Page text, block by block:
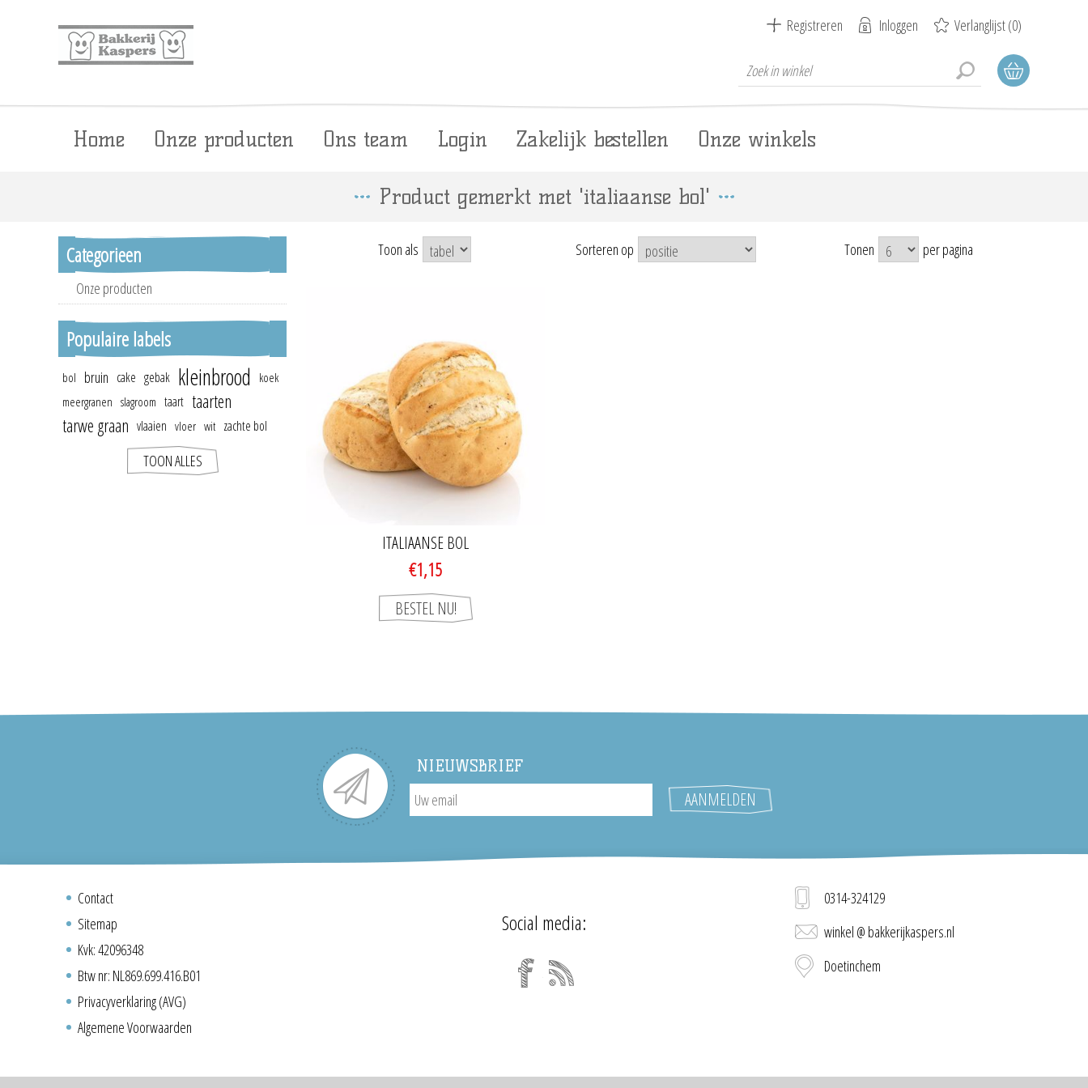
Registreren Inloggen Verlanglijst(0)
Home Onze producten Ons team Login Zakelijk bestellen Onze winkels
Product gemerkt met 'italiaanse bol'
Toon als Sorteren op Tonen per pagina
ITALIAANSE BOL
€1,15
Categorieen
Onze producten
Populaire labels
bol bruin cake gebak kleinbrood
koek
meergranen slagroom taart taarten
tarwe graan vlaaien vloer wit zachte bol
TOON ALLES
NIEUWSBRIEF
Contact
Sitemap
Kvk: 42096348
Btw nr: NL869.699.416.B01
Privacyverklaring (AVG)
Algemene Voorwaarden
Social media:
0314-324129
winkel @ bakkerijkaspers.nl
Doetinchem